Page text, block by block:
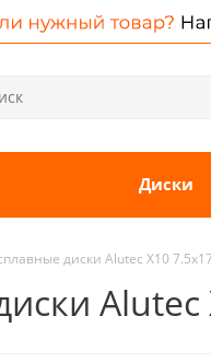
Диски
диски Alutec X10